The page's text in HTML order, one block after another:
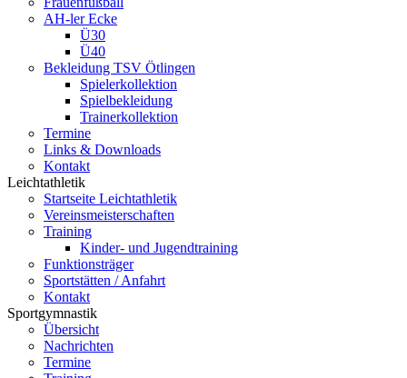
AH-ler Ecke
Ü30
Ü40
Bekleidung TSV Ötlingen
Spielerkollektion
Spielbekleidung
Trainerkollektion
Termine
Links & Downloads
Kontakt
Leichtathletik
Startseite Leichtathletik
Vereinsmeisterschaften
Training
Kinder- und Jugendtraining
Funktionsträger
Sportstätten / Anfahrt
Kontakt
Sportgymnastik
Übersicht
Nachrichten
Termine